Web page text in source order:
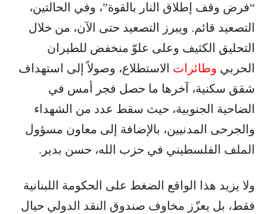
“فرض وقف إطلاق النار بالقوة”، وفي الحالتين،
التصعيد قائم. ويبرز التصعيد حتى الآن، من خلال
التحليق الكثيف وعلى علوّ منخفض للطيران
الحربي وطائرات الاستطلاع، وصولاً إلى استهداف
شقق سكنية، آخرها ما حصل فجر أمس في
الضاحية الجنوبية، حيث سقط عدد من الشهداء
والجرحى المدنيين، بالإضافة إلى معاون مسؤول
الملف الفلسطيني في حزب الله، حسن بدير.
ولا يزيد هذا الواقع الضغط على الحكومة اللبنانية
فقط، بل يعزّز مخاوف صندوق النقد الدولي حيال